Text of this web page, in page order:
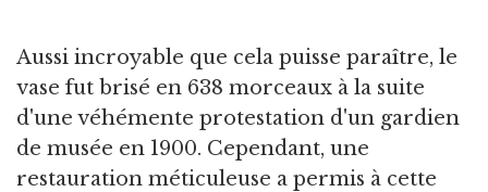
Aussi incroyable que cela puisse paraître, le
vase fut brisé en 638 morceaux à la suite
d'une véhémente protestation d'un gardien
de musée en 1900. Cependant, une
restauration méticuleuse a permis à cette